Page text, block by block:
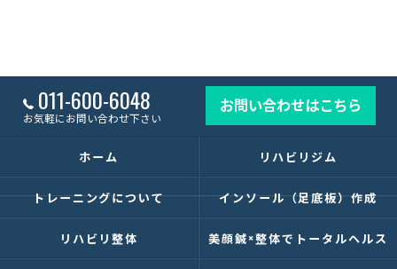
011-600-6048
お気軽にお問い合わせ下さい
お問い合わせはこちら
ホーム リハビリジム
トレーニングについて インソール（足底板）作成
リハビリ整体 美顔鍼×整体でトータルヘルス